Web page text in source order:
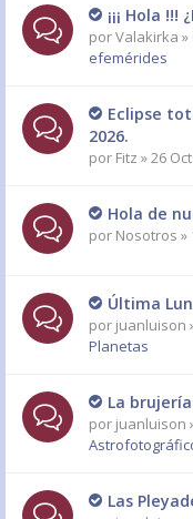
¡¡¡ Hola
porValakirka »
efemérides
Eclipse
2026.
por Fitz » 26
Hola de
por Nosotros »
Última
por juanluison
Planetas
La
por juanluison
Las